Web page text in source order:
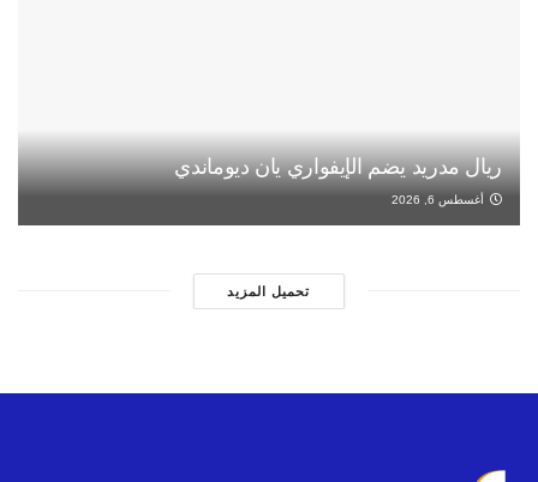
ريال مدريد يضم الإيفواري يان ديوماندي
أغسطس 6, 2026
تحميل المزيد